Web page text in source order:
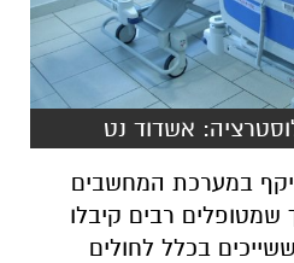
אשדוד נט
במערכת המחשבים
שמטופלים רבים קיבלו
בכלל לחולים